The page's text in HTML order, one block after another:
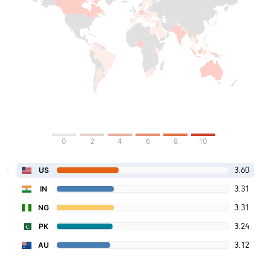
0 2 4 6 8 10
US 3.60
IN 3.31
NG 3.31
PK 3.24
AU 3.12